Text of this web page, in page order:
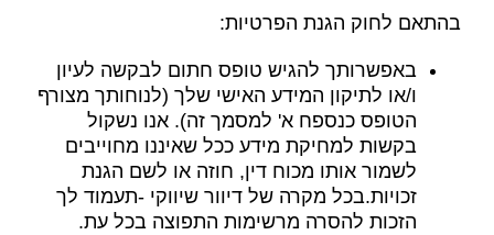
בהתאם לחוק הגנת הפרטיות:
באפשרותך להגיש טופס חתום לבקשה לעיון
ו/או לתיקון המידע האישי שלך (לנוחותך מצורף
הטופס כנספח א' למסמך זה). אנו נשקול
בקשות למחיקת מידע ככל שאיננו מחוייבים
לשמור אותו מכוח דין, חוזה או לשם הגנת
זכויות.בכל מקרה של דיוור שיווקי -תעמוד לך
הזכות להסרה מרשימות התפוצה בכל עת.